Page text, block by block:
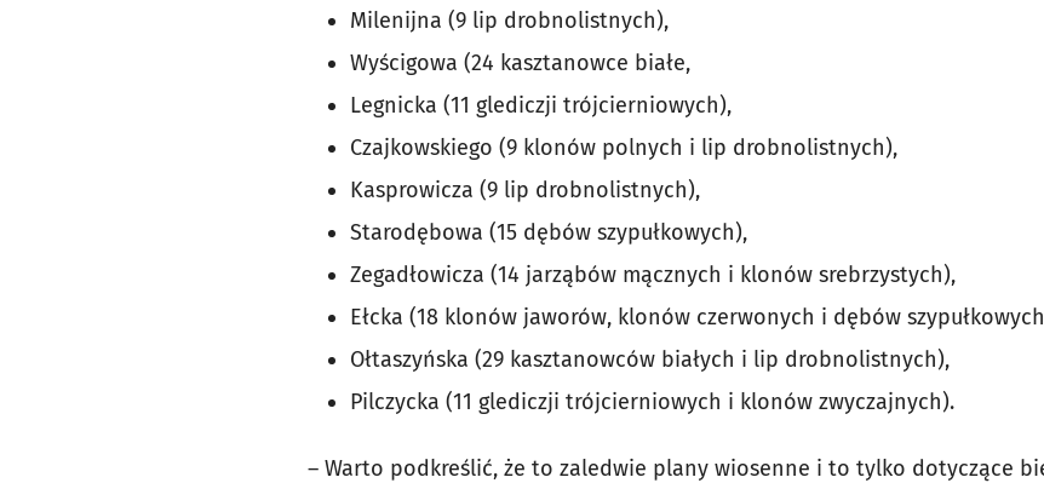
Milenijna (9 lip drobnolistnych),
Wyścigowa (24 kasztanowce białe,
Legnicka (11 glediczji trójcierniowych),
Czajkowskiego (9 klonów polnych i lip drobnolistnych),
Kasprowicza (9 lip drobnolistnych),
Starodębowa (15 dębów szypułkowych),
Zegadłowicza (14 jarząbów mącznych i klonów srebrzystych),
Ełcka (18 klonów jaworów, klonów czerwonych i dębów
Ołtaszyńska (29 kasztanowców białych i lip drobnolistnych),
Pilczycka (11 glediczji trójcierniowych i klonów zwyczajnych).
– Warto podkreślić, że to zaledwie plany wiosenne i to tylko dotyczące